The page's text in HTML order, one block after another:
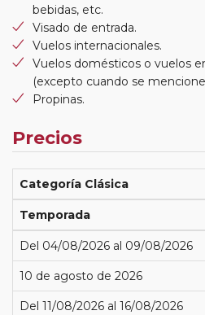
bebidas, etc.
Visado de entrada.
Vuelos internacionales.
Vuelos domésticos o vuelos
(excepto cuando se
Propinas.
Precios
Categoría Clásica
Temporada
Del 04/08/2026 al 09/08/2026
10 de agosto de 2026
Del 11/08/2026 al 16/08/2026